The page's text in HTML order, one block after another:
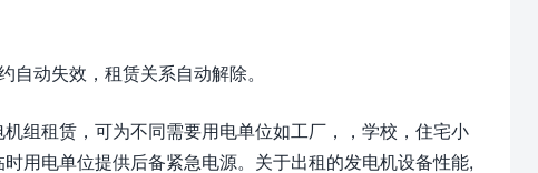
动失效，租赁关系自动解除。
租赁，可为不同需要用电单位如工厂，，学校，住宅小
用电单位提供后备紧急电源。关于出租的发电机设备性能,